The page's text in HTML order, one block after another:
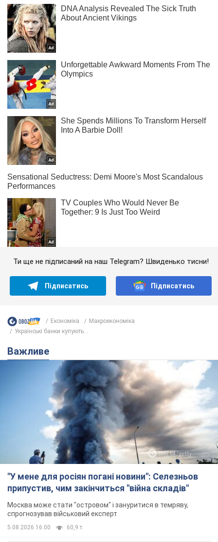
Ти ще не підписаний на наш Telegram? Швиденько тисни!
Підписатись Підписатись
Економіка
Mакроекономіка
Українські банки купують...
Важливе
"У мене для росіян погані новини": Селезньов
припустив, чим закінчиться "війна складів"
Москва може стати "островом" і зануритися в темряву,
спрогнозував військовий експерт
5.08.2026 16:00 60,9 т.